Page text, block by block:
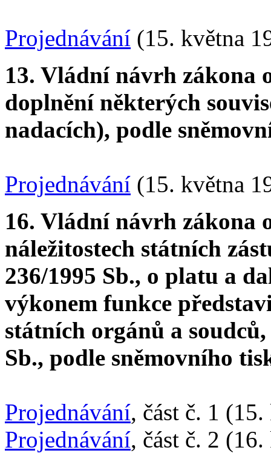
Projednávání (15. května
13. Vládní návrh zákona
doplnění některých
nadacích), podle
Projednávání (15. května
16. Vládní návrh zákona
náležitostech státních
236/1995 Sb., o platu a
výkonem funkce
státních orgánů a
Sb., podle sněmovního
Projednávání, část č. 1
Projednávání, část č. 2